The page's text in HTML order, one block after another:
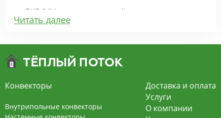
ВКВ 24V – внутрипольный конвектор
отопления с вентилятором на 24В подходит для
экономит электроэнергию и бесшумно работает.
конвекцией на 220В. За счет тангенциального
вентилятора создает принудительную
Читать далее
Конвекторы
Внутрипольные конвекторы
Доставка и оплата
Услуги
О компании